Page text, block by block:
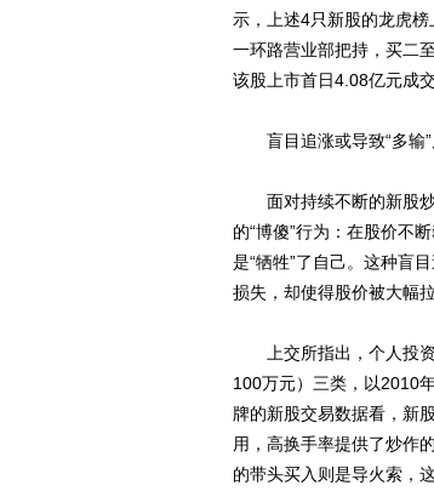
示，上述4只新股的龙虎
一环路营业部把持，买二
该股上市首日4.08亿元成
盲目追涨或导致“多输”
面对持续不断的新股炒
的“博傻”行为：在股价不
是“牺牲”了自己。这种盲
损失，却使得股价被大幅
上交所指出，个人投资
100万元）三类，以2010
牌的新股交易数据看，新
用，高换手率提供了炒作
的带头买入则是导火索，